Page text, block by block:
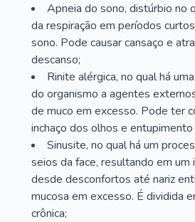
Apneia do sono, distúrbio no
da respiração em períodos
sono. Pode causar cansaço e
descanso;
Rinite alérgica, no qual há
do organismo a agentes
de muco em excesso. Pode ter
inchaço dos olhos e entupimento
Sinusite, no qual há um
seios da face, resultando em um
desde desconfortos até nariz
mucosa em excesso. É dividida
crônica;